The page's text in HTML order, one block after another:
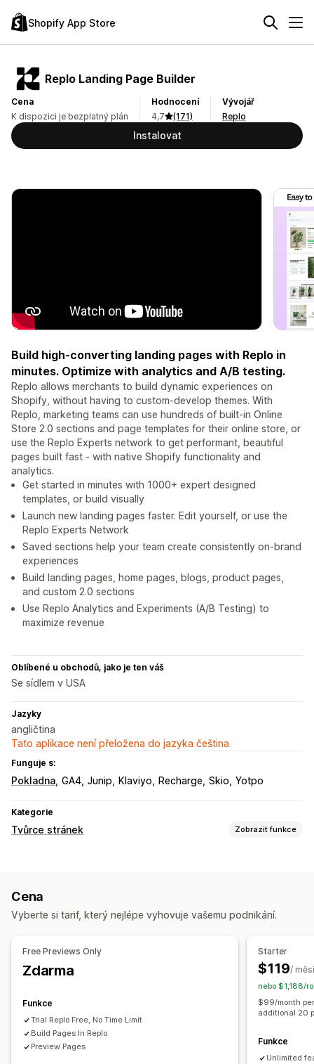
Shopify App Store
Replo Landing Page Builder
Cena
K dispozici je bezplatný plán
Hodnocení
4,7
(171)
Vývojář
Replo
Instalovat
Build high-converting landing pages with Replo in
minutes. Optimize with analytics and A/B testing.
Replo allows merchants to build dynamic experiences on
Shopify, without having to custom-develop themes. With
Replo, marketing teams can use hundreds of built-in Online
Store 2.0 sections and page templates for their online store, or
use the Replo Experts network to get performant, beautiful
pages built fast - with native Shopify functionality and
analytics.
Get started in minutes with 1000+ expert designed
templates, or build visually
Launch new landing pages faster. Edit yourself, or use the
Replo Experts Network
Saved sections help your team create consistently on-brand
experiences
Build landing pages, home pages, blogs, product pages,
and custom 2.0 sections
Use Replo Analytics and Experiments (A/B Testing) to
maximize revenue
Oblíbené u obchodů, jako je ten váš
Se sídlem v USA
Jazyky
angličtina
Tato aplikace není přeložena do jazyka čeština
Funguje s:
Pokladna GA4 Junip Klaviyo Recharge Skio Yotpo
Kategorie
Tvůrce stránek Zobrazit funkce
Stránky Již brzy
Stránky Kontakt Stránky O nás Zápatí
Stránka Odkaz v profilu
Stránky ceníku
Sekce motivů
Správa stránek
Šablony
Stránky návrhů Verze stránek
Globální styly
Vlastní písma
Vlastní kód
Generování pomocí umělé inteligence
Cena
Vyberte si tarif, který nejlépe vyhovuje vašemu podnikání.
Free Previews Only
Zdarma
Funkce
Trial Replo Free, No Time Limit
Build Pages In Replo
Preview Pages
Starter
$119/
nebo $1,188/
$99/month
additional 20
Funkce
Unlimited